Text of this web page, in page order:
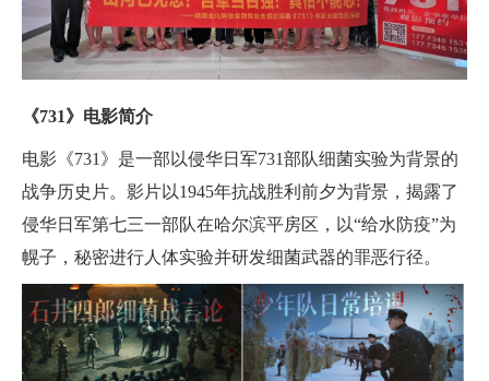
《731》 电影简介
电影《731》是一部以侵华日军731部队细菌实验为背景的
战争历史片。影片以1945年抗战胜利前夕为背景，揭露了
侵华日军第七三一部队在哈尔滨平房区，以“给水防疫”为
幌子，秘密进行人体实验并研发细菌武器的罪恶行径。